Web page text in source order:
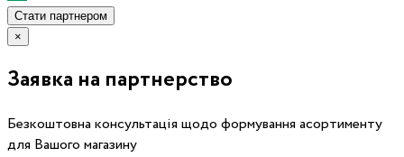
Стати партнером
×
Заявка на партнерство
Безкоштовна консультація щодо формування асортименту
для Вашого магазину